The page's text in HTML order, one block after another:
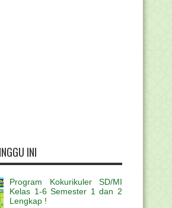
INI
Program Kokurikuler SD/MI
Kelas 1-6 Semester 1 dan 2
Lengkap !